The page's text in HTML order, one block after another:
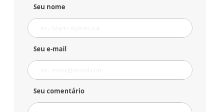
Seu nome
Seu e-mail
Seu comentário